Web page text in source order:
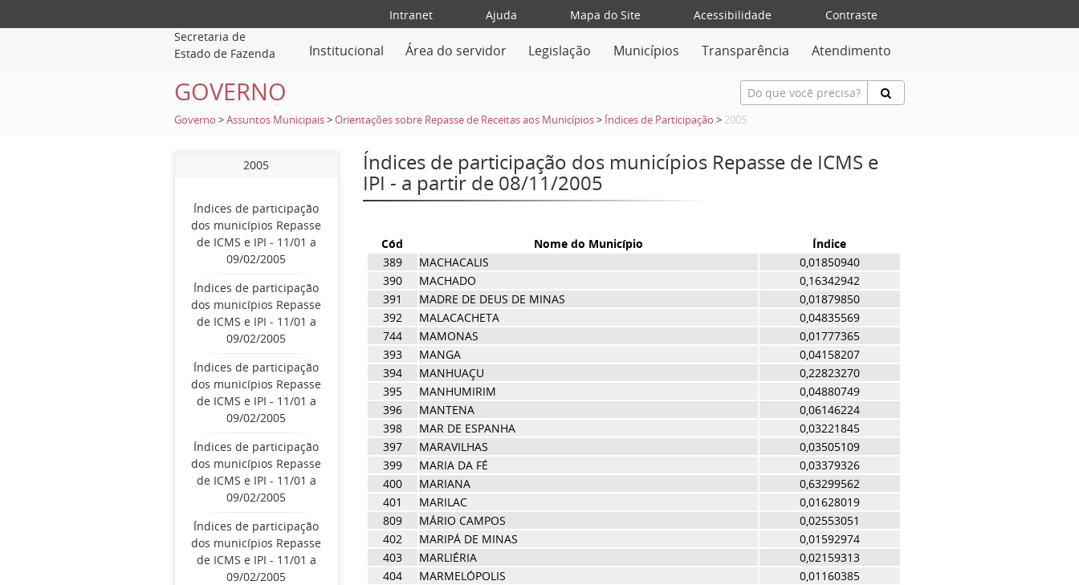
Intranet Ajuda Mapa do Site Acessibilidade
Contraste
Secretaria de
Estado de Fazenda
Institucional Área do servidor Legislação Municípios Transparência Atendimento
GOVERNO
Governo >Assuntos Municipais >Orientações sobre Repasse de Receitas aos Municípios > Índices de Participação > 2005
2005
Índices de participação
dos municípios Repasse
de ICMS e IPI - 11/01 a
09/02/2005
Índices de participação
dos municípios Repasse
de ICMS e IPI - 11/01 a
09/02/2005
Índices de participação
dos municípios Repasse
de ICMS e IPI - 11/01 a
09/02/2005
Índices de participação
dos municípios Repasse
de ICMS e IPI - 11/01 a
09/02/2005
Índices de participação
dos municípios Repasse
de ICMS e IPI - 11/01 a
09/02/2005
Índices de participação dos municípios Repasse de ICMS e
IPI - a partir de 08/11/2005
Cód Nome do Município
Índice
389
MACHACALIS
0,01850940
390
MACHADO
0,16342942
391
MADRE DE DEUS DE MINAS
0,01879850
392
MALACACHETA
0,04835569
744
MAMONAS
0,01777365
393
MANGA
0,04158207
394
MANHUAÇU
0,22823270
395
MANHUMIRIM
0,04880749
396
MANTENA
0,06146224
398
MAR DE ESPANHA
0,03221845
397
MARAVILHAS
0,03505109
399
MARIA DA FÉ
0,03379326
400
MARIANA
0,63299562
401
MARILAC
0,01628019
809
MÁRIO CAMPOS
0,02553051
402
MARIPÁ DE MINAS
0,01592974
403
MARLIÉRIA
0,02159313
404
MARMELÓPOLIS
0,01160385